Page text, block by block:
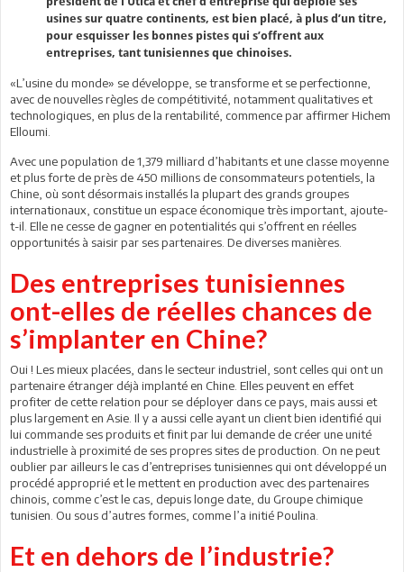
usines sur quatre continents, est bien placé, à plus d’un titre,
pour esquisser les bonnes pistes qui s’offrent aux
entreprises, tant tunisiennes que chinoises.
«L’usine du monde» se développe, se transforme et se perfectionne,
avec de nouvelles règles de compétitivité, notamment qualitatives et
technologiques, en plus de la rentabilité, commence par affirmer Hichem
Elloumi.
Avec une population de 1,379 milliard d’habitants et une classe moyenne
et plus forte de près de 450 millions de consommateurs potentiels, la
Chine, où sont désormais installés la plupart des grands groupes
internationaux, constitue un espace économique très important, ajoute-
t-il. Elle ne cesse de gagner en potentialités qui s’offrent en réelles
opportunités à saisir par ses partenaires. De diverses manières.
Des entreprises tunisiennes
ont-elles de réelles chances de
s’implanter en Chine?
Oui ! Les mieux placées, dans le secteur industriel, sont celles qui ont un
partenaire étranger déjà implanté en Chine. Elles peuvent en effet
profiter de cette relation pour se déployer dans ce pays, mais aussi et
plus largement en Asie. Il y a aussi celle ayant un client bien identifié qui
lui commande ses produits et finit par lui demande de créer une unité
industrielle à proximité de ses propres sites de production. On ne peut
oublier par ailleurs le cas d’entreprises tunisiennes qui ont développé un
procédé approprié et le mettent en production avec des partenaires
chinois, comme c’est le cas, depuis longe date, du Groupe chimique
tunisien. Ou sous d’autres formes, comme l’a initié Poulina.
Et en dehors de l’industrie?